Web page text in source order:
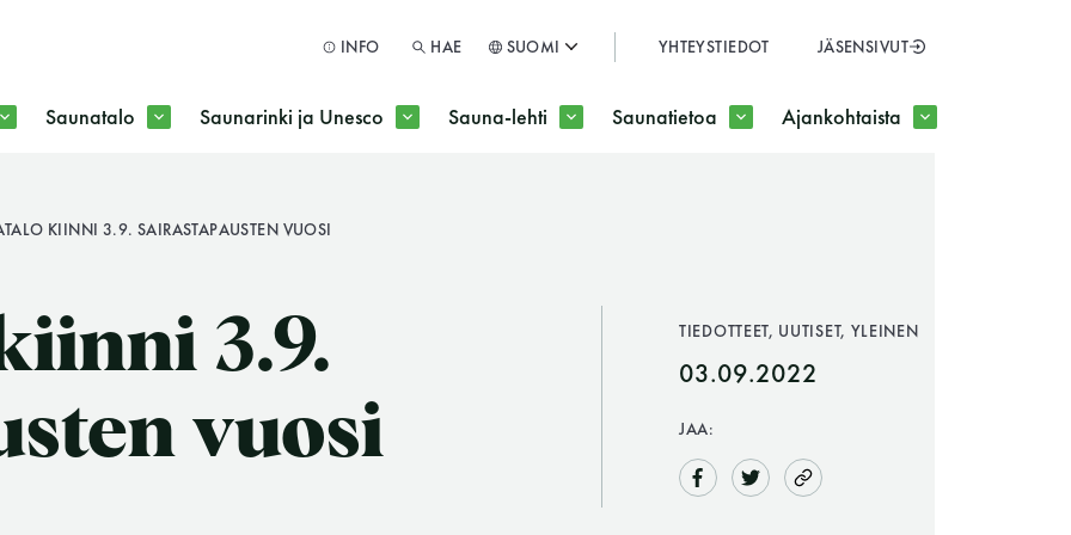
SULJE
INFO HAE SUOMI YHTEYSTIEDOT JÄSENSIVUT
Saunatalo Saunarinki ja Unesco Sauna-lehti Saunatietoa Ajankohtaista
KIINNI 3.9. SAIRASTAPAUSTEN VUOSI
3.9.
vuosi
TIEDOTTEET, UUTISET, YLEINEN
03.09.2022
JAA: